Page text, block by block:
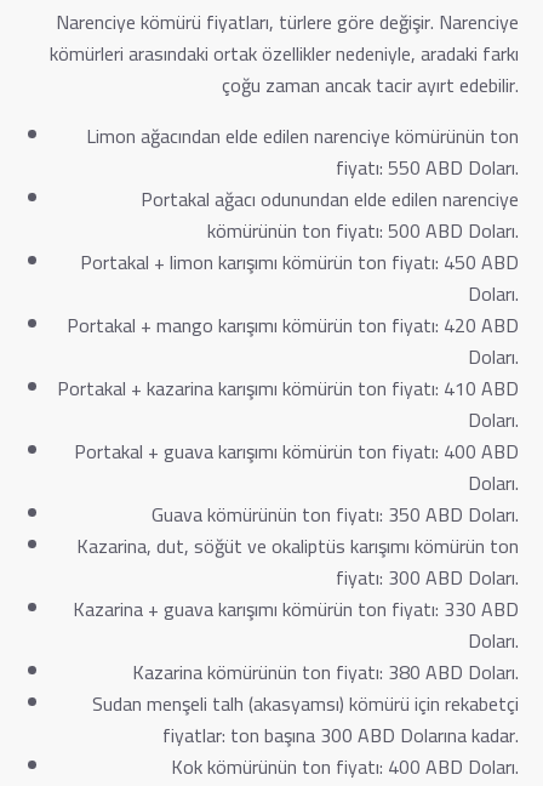
Narenciye kömürü fiyatları, türlere göre değişir. Narenciye
kömürleri arasındaki ortak özellikler nedeniyle, aradaki farkı
çoğu zaman ancak tacir ayırt edebilir.
Limon ağacından elde edilen narenciye kömürünün ton
fiyatı: 550 ABD Doları.
Portakal ağacı odunundan elde edilen narenciye
kömürünün ton fiyatı: 500 ABD Doları.
Portakal + limon karışımı kömürün ton fiyatı: 450 ABD
Doları.
Portakal + mango karışımı kömürün ton fiyatı: 420 ABD
Doları.
Portakal + kazarina karışımı kömürün ton fiyatı: 410 ABD
Doları.
Portakal + guava karışımı kömürün ton fiyatı: 400 ABD
Doları.
Guava kömürünün ton fiyatı: 350 ABD Doları.
Kazarina, dut, söğüt ve okaliptüs karışımı kömürün ton
fiyatı: 300 ABD Doları.
Kazarina + guava karışımı kömürün ton fiyatı: 330 ABD
Doları.
Kazarina kömürünün ton fiyatı: 380 ABD Doları.
Sudan menşeli talh (akasyamsı) kömürü için rekabetçi
fiyatlar: ton başına 300 ABD Dolarına kadar.
Kok kömürünün ton fiyatı: 400 ABD Doları.